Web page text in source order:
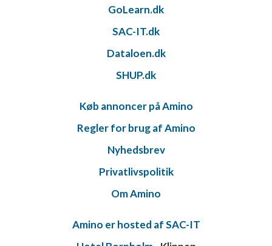
GoLearn.dk
SAC-IT.dk
Dataloen.dk
SHUP.dk
Køb annoncer på Amino
Regler for brug af Amino
Nyhedsbrev
Privatlivspolitik
Om Amino
Amino er hosted af SAC-IT